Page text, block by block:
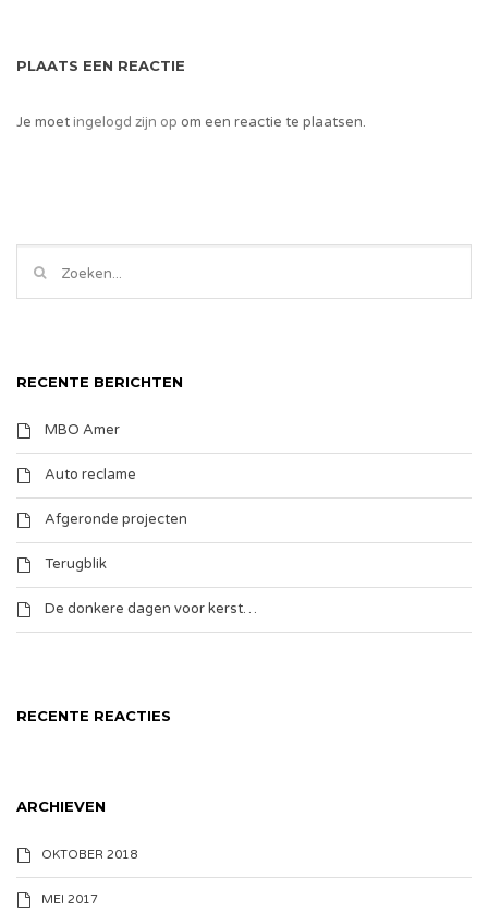
PLAATS EEN REACTIE
Je moetingelogd zijn op om een reactie te plaatsen.
RECENTE BERICHTEN
MBO Amer
Auto reclame
Afgeronde projecten
Terugblik
De donkere dagen voor kerst…
RECENTE REACTIES
ARCHIEVEN
OKTOBER 2018
MEI 2017